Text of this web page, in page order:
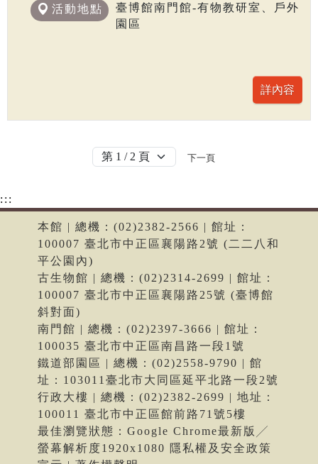
活動地點
臺博館南門館-有物教研室、戶外
園區
下一頁
:::
本館 | 總機：(02)2382-2566 | 館址：
100007 臺北市中正區襄陽路2號 (二二八和
平公園內)
古生物館 | 總機：(02)2314-2699 | 館址：
100007 臺北市中正區襄陽路25號 (臺博館
斜對面)
南門館 | 總機：(02)2397-3666 | 館址：
100035 臺北市中正區南昌路一段1號
鐵道部園區 | 總機：(02)2558-9790 | 館
址：103011臺北市大同區延平北路一段2號
行政大樓 | 總機：(02)2382-2699 | 地址：
100011 臺北市中正區館前路71號5樓
最佳瀏覽狀態：Google Chrome最新版╱
螢幕解析度1920x1080 隱私權及安全政策